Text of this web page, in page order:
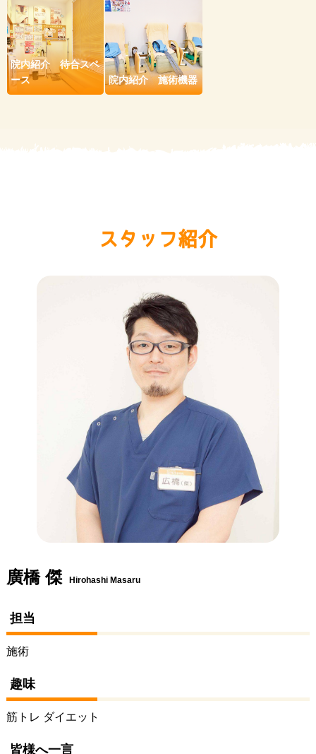
院内紹介 待合スペ
ース
院内紹介 施術機器
スタッフ紹介
廣橋 傑 Hirohashi Masaru
担当
施術
趣味
筋トレ ダイエット
皆様へ一言